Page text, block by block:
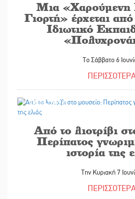
Μια «Χαρούμενη
Γιορτή» έρχεται
Ιδιωτικό
Το Σάββατο 6
28/05/2026
Από το λιοτρίβι
Περίπατος
ιστορία της
Την Κυριακή 7